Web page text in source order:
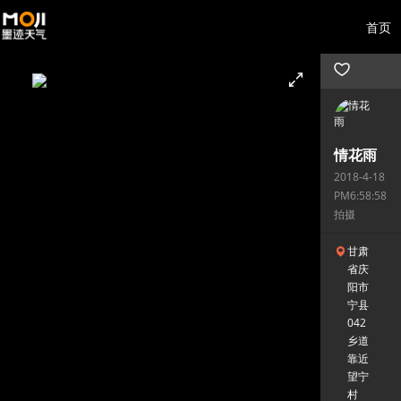
首页
情花雨
2018-4-18
PM6:58:58
拍摄
甘肃
省庆
阳市
宁县
042
乡道
靠近
望宁
村